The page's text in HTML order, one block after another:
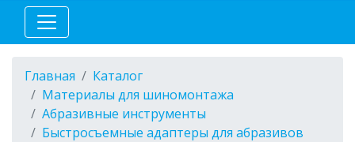
Главная
Каталог
Материалы для шиномонтажа
Абразивные инструменты
Быстросъемные адаптеры для абразивов